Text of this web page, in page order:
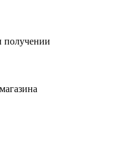
получении